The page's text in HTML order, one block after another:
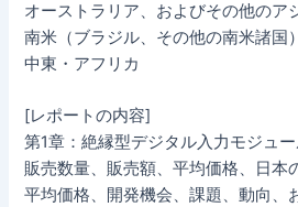
オーストラリア、およびその他のア
南米（ブラジル、その他の南米諸国）
中東・アフリカ
[レポートの内容]
第1章：絶縁型デジタル入力モジュ
販売数量、販売額、平均価格、日本
平均価格、開発機会、課題、動向、